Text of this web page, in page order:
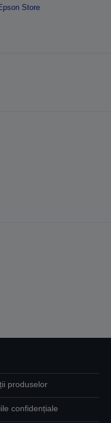
Store
produselor
confidențiale